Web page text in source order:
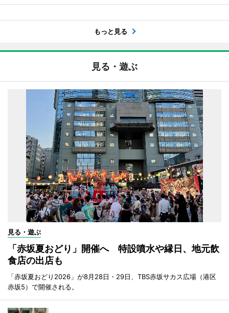
もっと見る
見る・遊ぶ
見る・遊ぶ
「赤坂夏おどり」開催へ 特設噴水や縁日、地元飲
食店の出店も
「赤坂夏おどり2026」が8月28日・29日、TBS赤坂サカス広場（港区
赤坂5）で開催される。